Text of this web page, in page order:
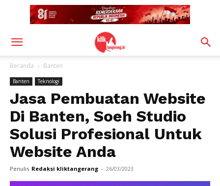
Beranda Banten
Banten Teknologi
Jasa Pembuatan Website
Di Banten, Soeh Studio
Solusi Profesional Untuk
Website Anda
Penulis Redaksi kliktangerang - 26/03/2023